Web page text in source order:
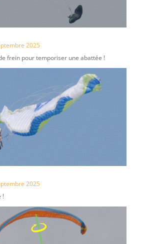
2025
frein pour temporiser une abattée !
2025
!